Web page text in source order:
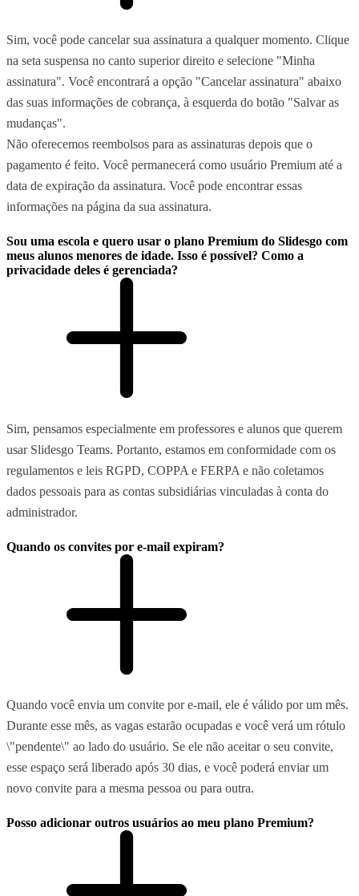
Sim, você pode cancelar sua assinatura a qualquer momento. Clique
na seta suspensa no canto superior direito e selecione "Minha
assinatura". Você encontrará a opção "Cancelar assinatura" abaixo
das suas informações de cobrança, à esquerda do botão "Salvar as
mudanças".
Não oferecemos reembolsos para as assinaturas depois que o
pagamento é feito. Você permanecerá como usuário Premium até a
data de expiração da assinatura. Você pode encontrar essas
informações na página da sua assinatura.
Sou uma escola e quero usar o plano Premium do Slidesgo com
meus alunos menores de idade. Isso é possível? Como a
privacidade deles é gerenciada?
Sim, pensamos especialmente em professores e alunos que querem
usar Slidesgo Teams. Portanto, estamos em conformidade com os
regulamentos e leis RGPD, COPPA e FERPA e não coletamos
dados pessoais para as contas subsidiárias vinculadas à conta do
administrador.
Quando os convites por e-mail expiram?
Quando você envia um convite por e-mail, ele é válido por um mês.
Durante esse mês, as vagas estarão ocupadas e você verá um rótulo
\"pendente\" ao lado do usuário. Se ele não aceitar o seu convite,
esse espaço será liberado após 30 dias, e você poderá enviar um
novo convite para a mesma pessoa ou para outra.
Posso adicionar outros usuários ao meu plano Premium?